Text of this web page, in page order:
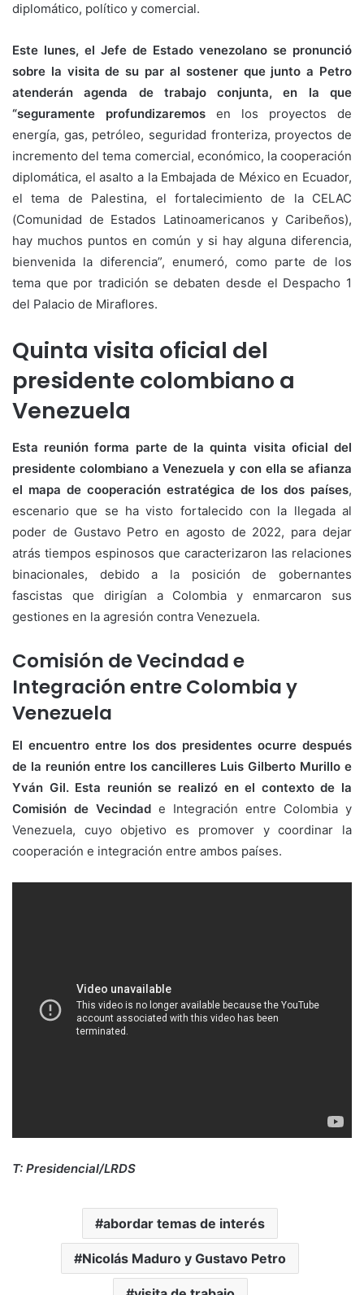
diplomático, político y comercial.
Este lunes, el Jefe de Estado venezolano se pronunció
sobre la visita de su par al sostener que junto a Petro
atenderán agenda de trabajo conjunta, en la que
“seguramente profundizaremos en los proyectos de
energía, gas, petróleo, seguridad fronteriza, proyectos de
incremento del tema comercial, económico, la cooperación
diplomática, el asalto a la Embajada de México en Ecuador,
el tema de Palestina, el fortalecimiento de la CELAC
(Comunidad de Estados Latinoamericanos y Caribeños),
hay muchos puntos en común y si hay alguna diferencia,
bienvenida la diferencia”, enumeró, como parte de los
tema que por tradición se debaten desde el Despacho 1
del Palacio de Miraflores.
Quinta visita oficial del
presidente colombiano a
Venezuela
Esta reunión forma parte de la quinta visita oficial del
presidente colombiano a Venezuela y con ella se afianza
el mapa de cooperación estratégica de los dos países,
escenario que se ha visto fortalecido con la llegada al
poder de Gustavo Petro en agosto de 2022, para dejar
atrás tiempos espinosos que caracterizaron las relaciones
binacionales, debido a la posición de gobernantes
fascistas que dirigían a Colombia y enmarcaron sus
gestiones en la agresión contra Venezuela.
Comisión de Vecindade
Integración entre Colombia y
Venezuela
El encuentro entre los dos presidentes ocurre después
de la reunión entre los cancilleres Luis Gilberto Murillo e
Yván Gil. Esta reunión se realizó en el contexto de la
Comisión de Vecindad e Integración entre Colombia y
Venezuela, cuyo objetivo es promover y coordinar la
cooperación e integración entre ambos países.
T: Presidencial/LRDS
abordar temas de interés
Nicolás Maduro y Gustavo Petro